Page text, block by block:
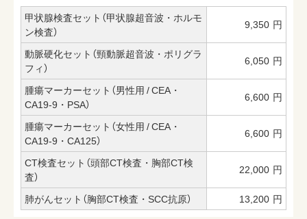
甲状腺検査セット（甲状腺超音波・ホルモ
ン検査）
9,350 円
動脈硬化セット（頸動脈超音波・ポリグラ
フィ）
6,050 円
腫瘍マーカーセット（男性用 / CEA・
CA19-9・PSA）
6,600 円
腫瘍マーカーセット（女性用 / CEA・
CA19-9・CA125）
6,600 円
CT検査セット（頭部CT検査・胸部CT検
査）
22,000 円
肺がんセット（胸部CT検査・SCC抗原） 13,200 円